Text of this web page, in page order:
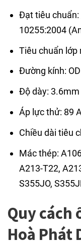
Đạt tiêu chuẩn:
10255:2004
Tiêu chuẩn lớp
Đường kính:
Độ dày: 3.6mm
Áp lực thử: 89
Chiều dài tiêu
Mác thép:
A213-T22,
S355JO,
Quy cách
Hoà Phát